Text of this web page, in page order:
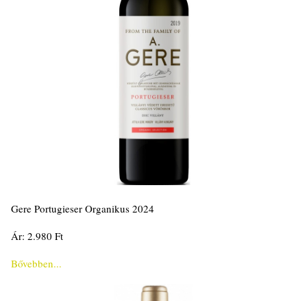
Gere Portugieser Organikus 2024
Ár: 2.980 Ft
Bővebben...